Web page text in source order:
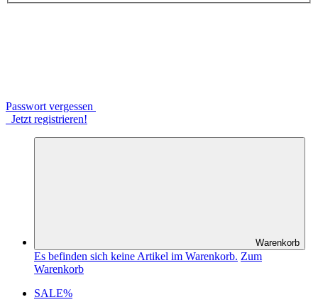
Passwort vergessen
Jetzt registrieren!
Warenkorb
Es befinden sich keine Artikel im Warenkorb. Zum
Warenkorb
SALE%